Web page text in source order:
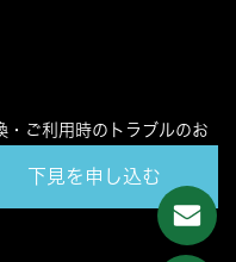
下見を申し込む
・ご利用時のトラブルのお